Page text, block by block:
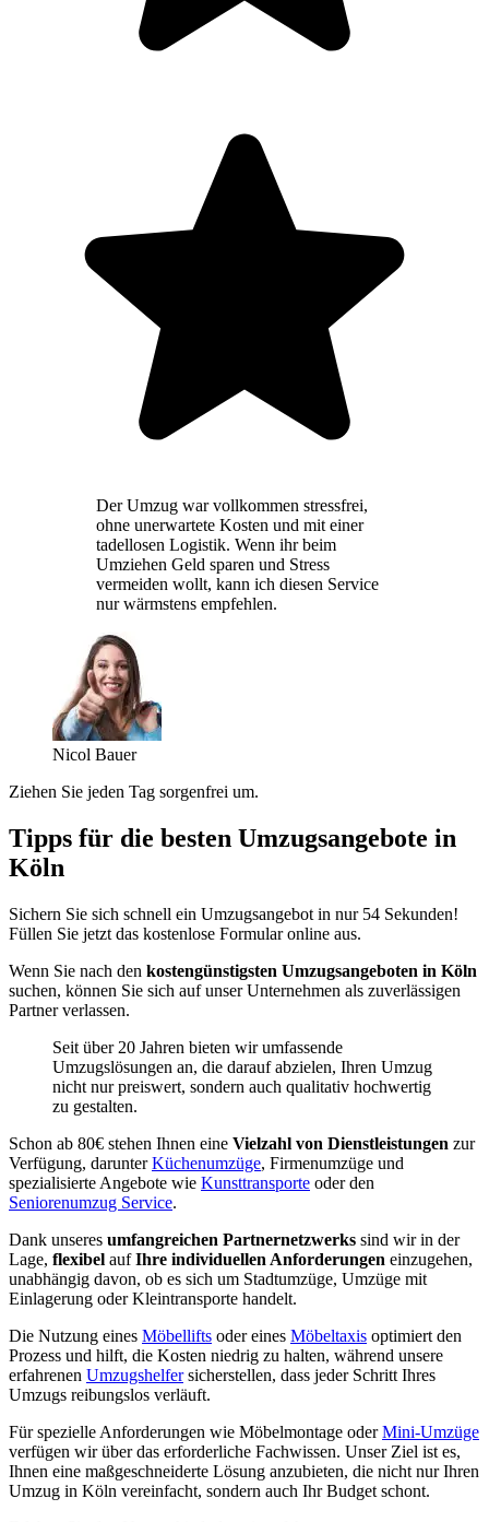
Der Umzug war vollkommen stressfrei,
ohne unerwartete Kosten und mit einer
tadellosen Logistik. Wenn ihr beim
Umziehen Geld sparen und Stress
vermeiden wollt, kann ich diesen Service
nur wärmstens empfehlen.
Nicol Bauer
Ziehen Sie jeden Tag sorgenfrei um.
Tipps für die besten Umzugsangebote in
Köln
Sichern Sie sich schnell ein Umzugsangebot in nur 54 Sekunden!
Füllen Sie jetzt das kostenlose Formular online aus.
Wenn Sie nach den kostengünstigsten Umzugsangeboten in Köln
suchen, können Sie sich auf unser Unternehmen als zuverlässigen
Partner verlassen.
Seit über 20 Jahren bieten wir umfassende
Umzugslösungen an, die darauf abzielen, Ihren Umzug
nicht nur preiswert, sondern auch qualitativ hochwertig
zu gestalten.
Schon ab 80€ stehen Ihnen eine Vielzahl von Dienstleistungen zur
Verfügung, darunterKüchenumzüge, Firmenumzüge und
spezialisierte Angebote wie Kunsttransporte oder den
Seniorenumzug Service.
Dank unseres umfangreichen Partnernetzwerks sind wir in der
Lage, flexibel aufIhre individuellen Anforderungen einzugehen,
unabhängig davon, ob es sich um Stadtumzüge, Umzüge mit
Einlagerung oder Kleintransporte handelt.
Die Nutzung eines Möbellifts oder eines Möbeltaxis optimiert den
Prozess und hilft, die Kosten niedrig zu halten, während unsere
erfahrenen Umzugshelfersicherstellen, dass jeder Schritt Ihres
Umzugs reibungslos verläuft.
Für spezielle Anforderungen wie Möbelmontage oderMini-Umzüge
verfügen wir über das erforderliche Fachwissen. Unser Ziel ist es,
Ihnen eine maßgeschneiderte Lösung anzubieten, die nicht nur Ihren
Umzug in Köln vereinfacht, sondern auch Ihr Budget schont.